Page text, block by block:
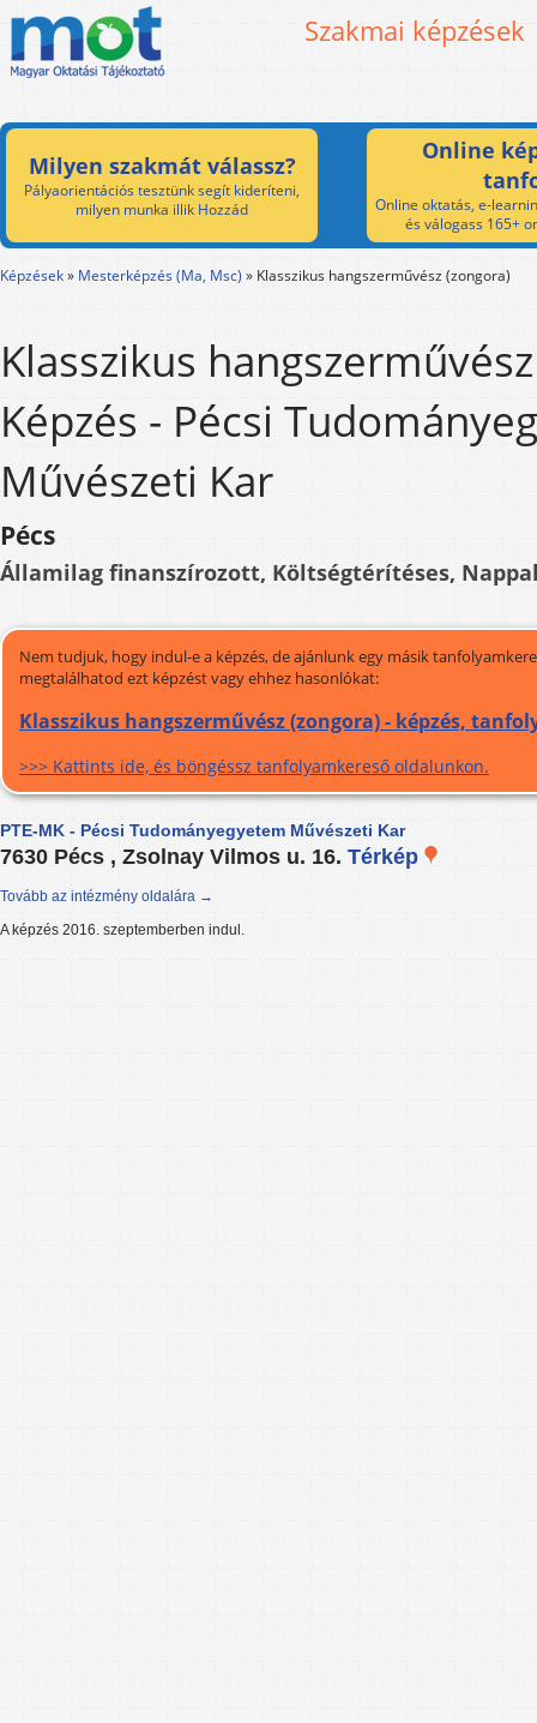
Szakmai képzések
Milyen szakmát válassz?
Pályaorientációs tesztünk segít kideríteni,
milyen munka illik Hozzád
Online
Online oktatás, e-
és válogass 165+
Képzések» Mesterképzés (Ma, Msc) » Klasszikus hangszerművész (zongora)
Klasszikus
Képzés - Pécsi
Művészeti Kar
Pécs
Államilag finanszírozott, Költségtérítéses,
Nem tudjuk, hogy indul-e a képzés, de ajánlunk egy másik
megtalálhatod ezt képzést vagy ehhez hasonlókat:
Klasszikus hangszerművész (zongora) - képzés,
>>> Kattints ide, és böngéssz tanfolyamkereső oldalunkon.
PTE-MK - Pécsi Tudományegyetem Művészeti Kar
7630 Pécs , Zsolnay Vilmos u. 16. Térkép
Tovább az intézmény oldalára →
A képzés 2016. szeptemberben indul.